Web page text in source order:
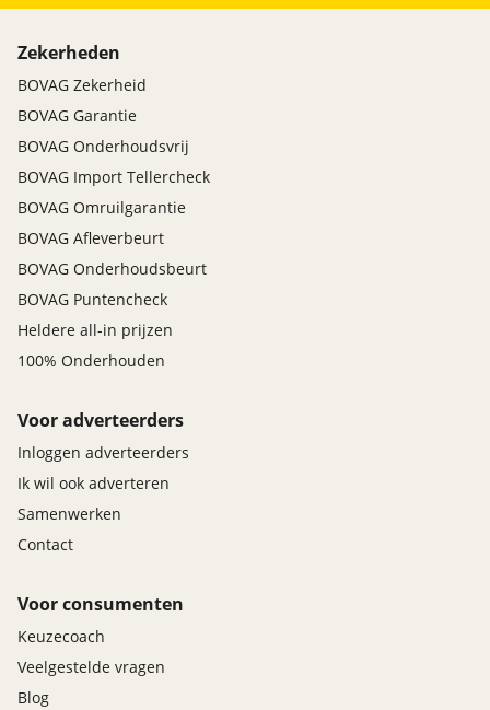
Zekerheden
BOVAG Zekerheid
BOVAG Garantie
BOVAG Onderhoudsvrij
BOVAG Import Tellercheck
BOVAG Omruilgarantie
BOVAG Afleverbeurt
BOVAG Onderhoudsbeurt
BOVAG Puntencheck
Heldere all-in prijzen
100% Onderhouden
Voor adverteerders
Inloggen adverteerders
Ik wil ook adverteren
Samenwerken
Contact
Voor consumenten
Keuzecoach
Veelgestelde vragen
Blog